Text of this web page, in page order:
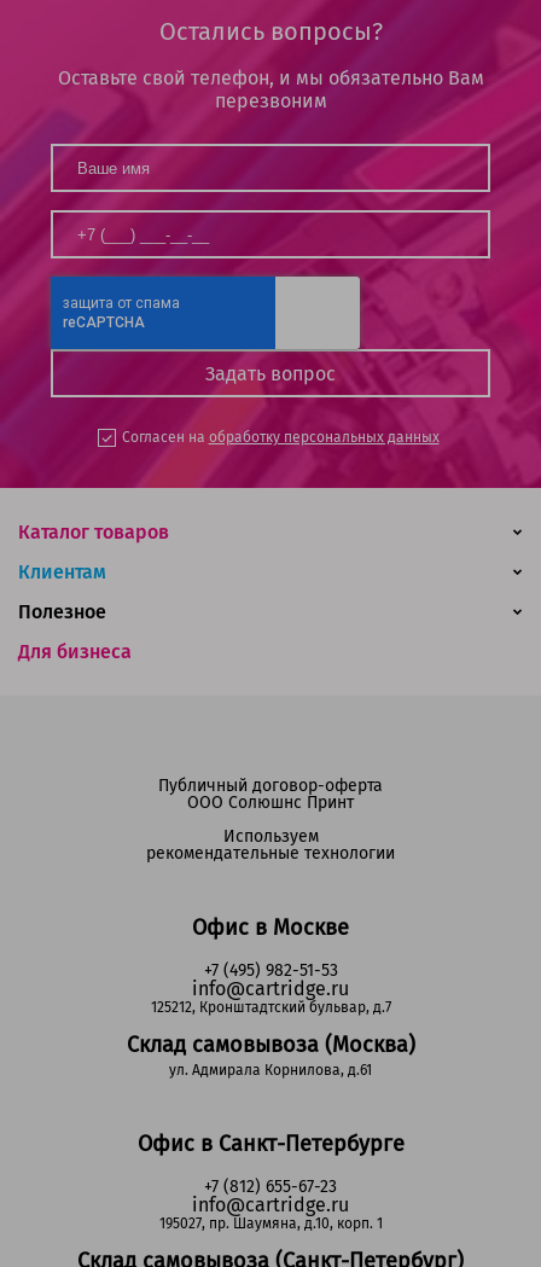
Остались вопросы?
Оставьте свой телефон, и мы обязательно Вам
перезвоним
Согласен на обработку персональных данных
Каталог товаров
Клиентам
Для бизнеса
Полезное
Офис в Москве
+7 (495) 982-51-53
info@cartridge.ru
125212, Кронштадтский бульвар, д.7
Склад самовывоза (Москва)
ул. Адмирала Корнилова, д.61
Офис в Санкт-Петербурге
+7 (812) 655-67-23
info@cartridge.ru
195027, пр. Шаумяна, д.10, корп. 1
Склад самовывоза (Санкт-Петербург)
Публичный договор-оферта
ООО Солюшнс Принт
Используем
рекомендательные технологии